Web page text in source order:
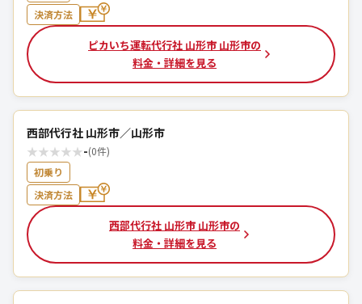
決済方法
ピカいち運転代行社 山形市 山形市の
料金・詳細を見る
西部代行社 山形市／山形市
★★★★★-(0件)
初乗り
決済方法
西部代行社 山形市 山形市の
料金・詳細を見る